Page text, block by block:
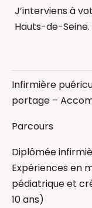
J’interviens à
Hauts-de-Seine.
Infirmière
portage –
Parcours
Diplômée
Expériences en
pédiatrique et
10 ans)